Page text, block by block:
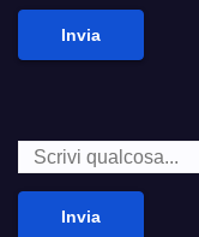
Invia
Invia